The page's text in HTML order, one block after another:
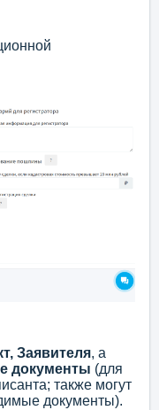
Заявителя, а
документы (для
также могут
документы).